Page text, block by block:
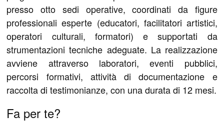
presso otto sedi operative, coordinati da figure
professionali esperte (educatori, facilitatori artistici,
operatori culturali, formatori) e supportati da
strumentazioni tecniche adeguate. La realizzazione
avviene attraverso laboratori, eventi pubblici,
percorsi formativi, attività di documentazione e
raccolta di testimonianze, con una durata di 12 mesi.
Fa per te?